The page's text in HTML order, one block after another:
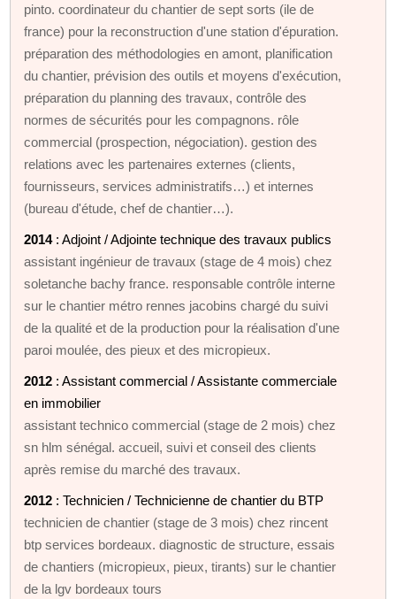
pinto. coordinateur du chantier de sept sorts (ile de
france) pour la reconstruction d'une station d'épuration.
préparation des méthodologies en amont, planification
du chantier, prévision des outils et moyens d'exécution,
préparation du planning des travaux, contrôle des
normes de sécurités pour les compagnons. rôle
commercial (prospection, négociation). gestion des
relations avec les partenaires externes (clients,
fournisseurs, services administratifs…) et internes
(bureau d'étude, chef de chantier…).
2014: Adjoint / Adjointe technique des travaux publics
assistant ingénieur de travaux (stage de 4 mois) chez
soletanche bachy france. responsable contrôle interne
sur le chantier métro rennes jacobins chargé du suivi
de la qualité et de la production pour la réalisation d'une
paroi moulée, des pieux et des micropieux.
2012 : Assistant commercial / Assistante commerciale
en immobilier
assistant technico commercial (stage de 2 mois) chez
sn hlm sénégal. accueil, suivi et conseil des clients
après remise du marché des travaux.
2012 : Technicien / Technicienne de chantier du BTP
technicien de chantier (stage de 3 mois) chez rincent
btp services bordeaux. diagnostic de structure, essais
de chantiers (micropieux, pieux, tirants) sur le chantier
de la lgv bordeaux tours